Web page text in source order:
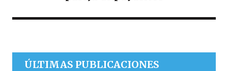
ÚLTIMAS PUBLICACIONES